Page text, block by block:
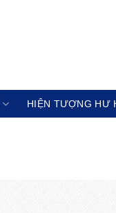
HIỆN TƯỢNG HƯ